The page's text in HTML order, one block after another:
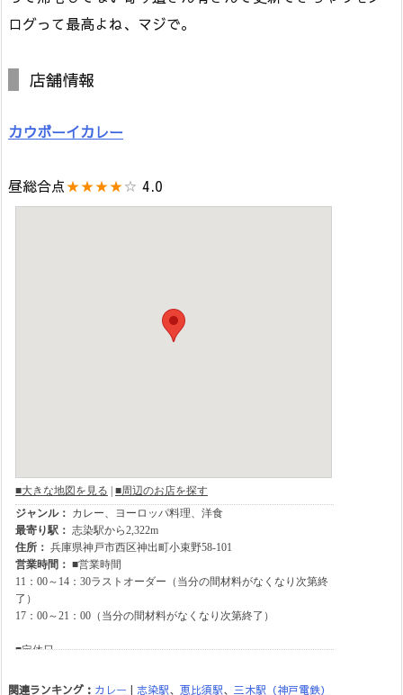
ログって最高よね、マジで。
店舗情報
カウボーイカレー
昼総合点★★★★☆ 4.0
関連ランキング： カレー | 志染駅、 恵比須駅、 三木駅（神戸電鉄）